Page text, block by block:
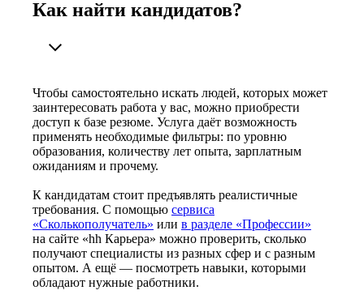
Как найти кандидатов?
Чтобы самостоятельно искать людей, которых может
заинтересовать работа у вас, можно приобрести
доступ к базе резюме. Услуга даёт возможность
применять необходимые фильтры: по уровню
образования, количеству лет опыта, зарплатным
ожиданиям и прочему.
К кандидатам стоит предъявлять реалистичные
требования. С помощью сервиса
«Сколькополучатель» или в разделе «Профессии»
на сайте «hh Карьера» можно проверить, сколько
получают специалисты из разных сфер и с разным
опытом. А ещё — посмотреть навыки, которыми
обладают нужные работники.